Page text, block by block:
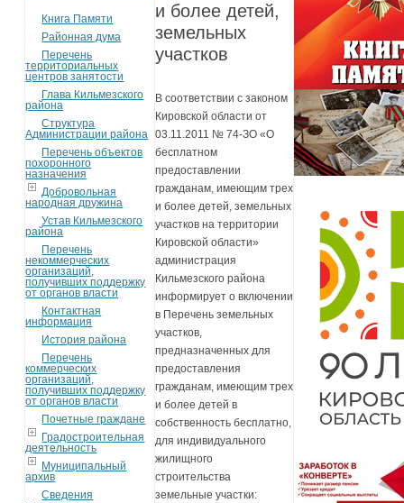
Книга Памяти
Районная дума
Перечень
территориальных
центров занятости
Глава Кильмезского
района
Структура
Администрации района
Перечень объектов
похоронного
назначения
Добровольная
народная дружина
Устав Кильмезского
района
Перечень
некоммерческих
организаций,
получивших поддержку
от органов власти
Контактная
информация
История района
Перечень
коммерческих
организаций,
получивших поддержку
от органов власти
Почетные граждане
Градостроительная
деятельность
Муниципальный
архив
Сведения
и более детей,
земельных
участков
В соответствии с законом
Кировской области от
03.11.2011 № 74-ЗО «О
бесплатном
предоставлении
гражданам, имеющим трех
и более детей, земельных
участков на территории
Кировской области»
администрация
Кильмезского района
информирует о включении
в Перечень земельных
участков,
предназначенных для
предоставления
гражданам, имеющим трех
и более детей в
собственность бесплатно,
для индивидуального
жилищного
строительства
земельные участки: